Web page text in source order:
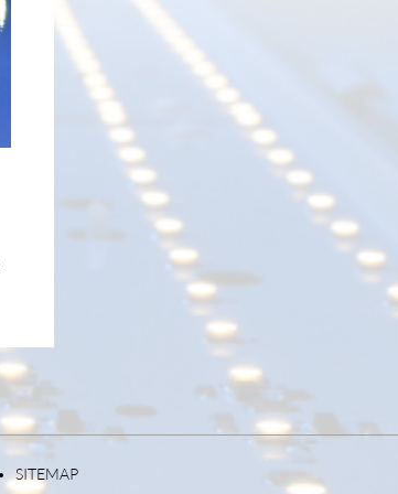
SITEMAP